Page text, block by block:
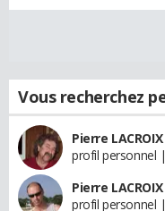
Vous recherchez
Pierre LACROIX
profil personnel |
Pierre LACROIX
profil personnel |